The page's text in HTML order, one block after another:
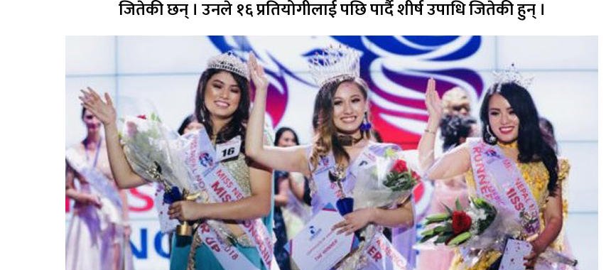
जितेकी छन् । उनले १६ प्रतियोगीलाई पछि पार्दै शीर्ष उपाधि जितेकी हुन् ।